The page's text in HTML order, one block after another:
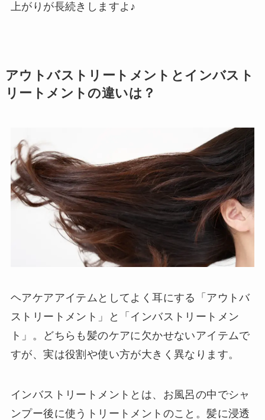
上がりが長続きしますよ♪
アウトバストリートメントとインバスト
リートメントの違いは？
ヘアケアアイテムとしてよく耳にする「アウトバ
ストリートメント」と「インバストリートメン
ト」。どちらも髪のケアに欠かせないアイテムで
すが、実は役割や使い方が大きく異なります。
インバストリートメントとは、お風呂の中でシャ
ンプー後に使うトリートメントのこと。髪に浸透